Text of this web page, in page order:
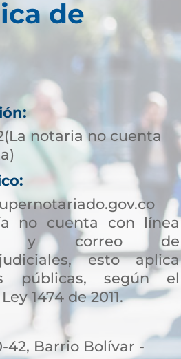
de
notaria no cuenta
no cuenta con línea
y correo de
esto aplica
públicas, según el
1474 de 2011.
42, Barrio Bolívar -